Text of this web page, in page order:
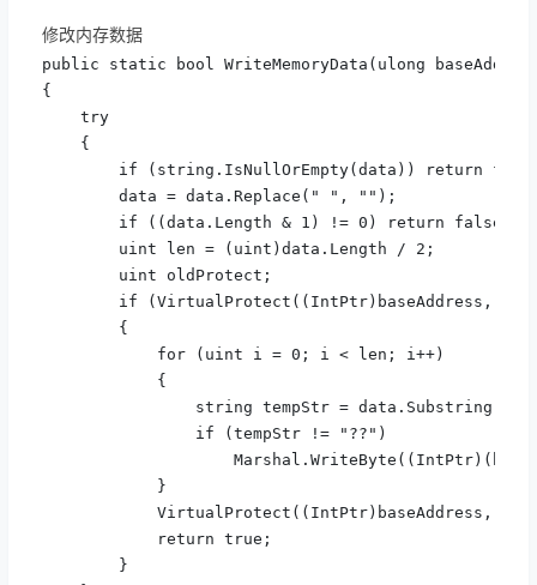
修改内存数据
public static bool WriteMemoryData(ulong
{
try
{
if (string.IsNullOrEmpty(data)) return
data = data.Replace(" ", "");
if ((data.Length & 1) != 0) return false;
uint len = (uint)data.Length / 2;            //
uint oldProtect;
if (VirtualProtect((IntPtr)baseAddress, len,
{
for (uint i = 0; i < len; i++)
{
string tempStr = data.Substring((int)i
if (tempStr != "??")
Marshal.WriteByte((IntPtr)(baseAddress
}
VirtualProtect((IntPtr)baseAddress, len,
return true;
}